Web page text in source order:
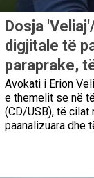
Dosja
digjitale të
paraprake,
Avokati i Erion
e themelit se në
(CD/USB), të cilat
paanalizuara dhe